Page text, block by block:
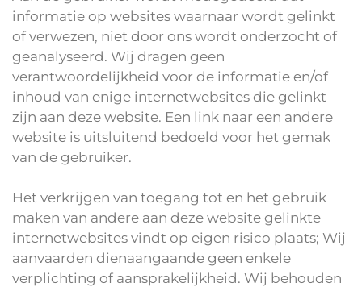
informatie op websites waarnaar wordt gelinkt
of verwezen, niet door ons wordt onderzocht of
geanalyseerd. Wij dragen geen
verantwoordelijkheid voor de informatie en/of
inhoud van enige internetwebsites die gelinkt
zijn aan deze website. Een link naar een andere
website is uitsluitend bedoeld voor het gemak
van de gebruiker.
Het verkrijgen van toegang tot en het gebruik
maken van andere aan deze website gelinkte
internetwebsites vindt op eigen risico plaats; Wij
aanvaarden dienaangaande geen enkele
verplichting of aansprakelijkheid. Wij behouden